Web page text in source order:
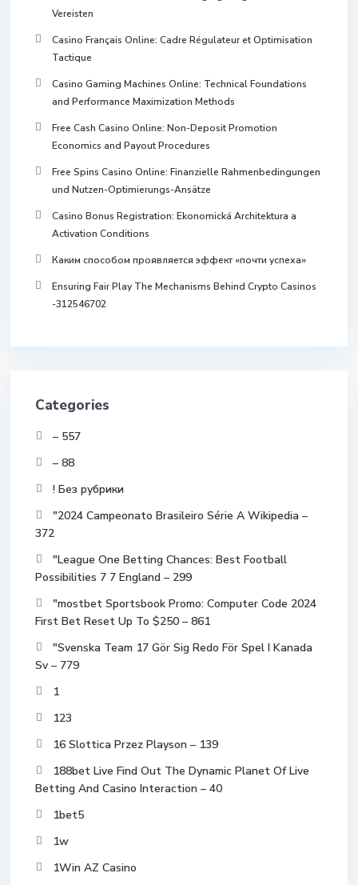
Vereisten
Casino Français Online: Cadre Régulateur et Optimisation
Tactique
Casino Gaming Machines Online: Technical Foundations
and Performance Maximization Methods
Free Cash Casino Online: Non-Deposit Promotion
Economics and Payout Procedures
Free Spins Casino Online: Finanzielle Rahmenbedingungen
und Nutzen-Optimierungs-Ansätze
Casino Bonus Registration: Ekonomická Architektura a
Activation Conditions
Каким способом проявляется эффект «почти успеха»
Ensuring Fair Play The Mechanisms Behind Crypto Casinos
-312546702
Categories
– 557
– 88
! Без рубрики
"2024 Campeonato Brasileiro Série A Wikipedia –
372
"League One Betting Chances: Best Football
Possibilities 7 7 England – 299
"mostbet Sportsbook Promo: Computer Code 2024
First Bet Reset Up To $250 – 861
"Svenska Team 17 Gör Sig Redo För Spel I Kanada
Sv – 779
1
123
16 Slottica Przez Playson – 139
188bet Live Find Out The Dynamic Planet Of Live
Betting And Casino Interaction – 40
1bet5
1w
1Win AZ Casino